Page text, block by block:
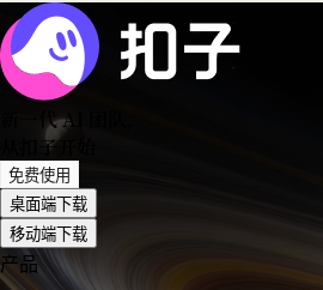
新一代 AI 团队
从扣子开始
免费使用
桌面端下载
移动端下载
产品